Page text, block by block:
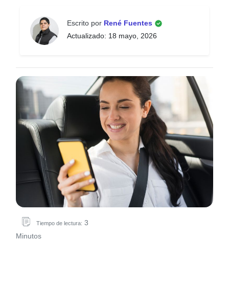
Escrito por René Fuentes
Actualizado: 18 mayo, 2026
Tiempo de lectura: 3
Minutos